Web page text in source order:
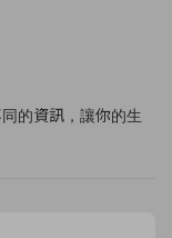
的資訊，讓你的生